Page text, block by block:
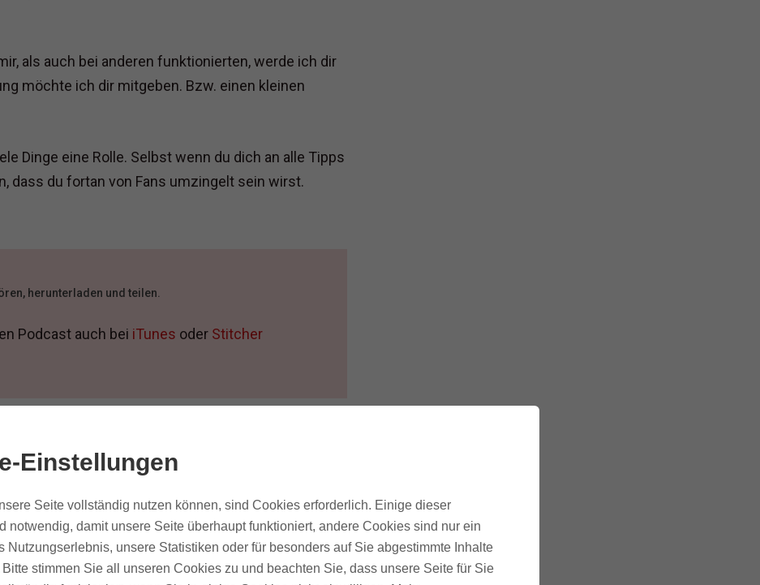
als auch bei anderen funktionierten, werde ich dir
möchte ich dir mitgeben. Bzw. einen kleinen
Dinge eine Rolle. Selbst wenn du dich an alle Tipps
dass du fortan von Fans umzingelt sein wirst.
herunterladen und teilen.
Podcast auch bei iTunes oder Stitcher
am Start – aber
Content“ einen positiven Effekt auf dein
jetzt auch nichts neues. Aber was genau
Einstellungen
Seite vollständig nutzen können, sind Cookies erforderlich. Einige dieser
notwendig, damit unsere Seite überhaupt funktioniert, andere Cookies sind nur ein
Nutzungserlebnis, unsere Statistiken oder für besonders auf Sie abgestimmte Inhalte
stimmen Sie all unseren Cookies zu und beachten Sie, dass unsere Seite für Sie